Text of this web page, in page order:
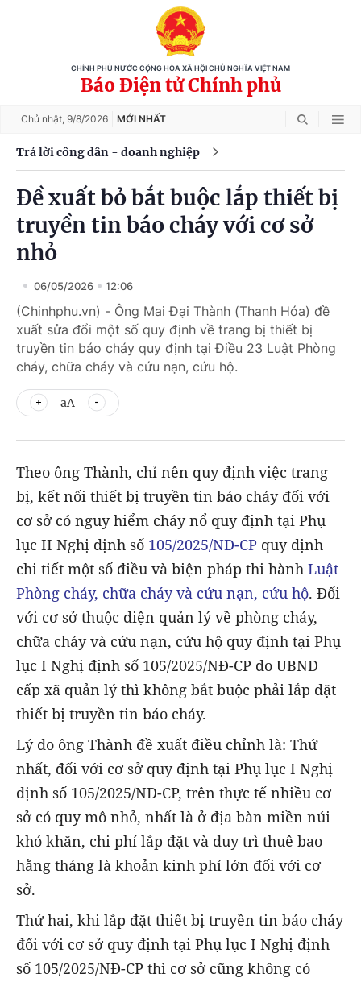
CHÍNH PHỦ NƯỚC CỘNG HÒA XÃ HỘI CHỦ NGHĨA VIỆT NAM
Báo Điện tử Chính phủ
Chủ nhật, 9/8/2026 MỚI NHẤT
Trả lời công dân - doanh nghiệp
Đề xuất bỏ bắt buộc lắp thiết bị
truyền tin báo cháy với cơ sở
nhỏ
06/05/2026 12:06
(Chinhphu.vn) - Ông Mai Đại Thành (Thanh Hóa) đề
xuất sửa đổi một số quy định về trang bị thiết bị
truyền tin báo cháy quy định tại Điều 23 Luật Phòng
cháy, chữa cháy và cứu nạn, cứu hộ.
aA
Theo ông Thành, chỉ nên quy định việc trang
bị, kết nối thiết bị truyền tin báo cháy đối với
cơ sở có nguy hiểm cháy nổ quy định tại Phụ
lục II Nghị định số 105/2025/NĐ-CP quy định
chi tiết một số điều và biện pháp thi hành Luật
Phòng cháy, chữa cháy và cứu nạn, cứu hộ. Đối
với cơ sở thuộc diện quản lý về phòng cháy,
chữa cháy và cứu nạn, cứu hộ quy định tại Phụ
lục I Nghị định số 105/2025/NĐ-CP do UBND
cấp xã quản lý thì không bắt buộc phải lắp đặt
thiết bị truyền tin báo cháy.
Lý do ông Thành đề xuất điều chỉnh là: Thứ
nhất, đối với cơ sở quy định tại Phụ lục I Nghị
định số 105/2025/NĐ-CP, trên thực tế nhiều cơ
sở có quy mô nhỏ, nhất là ở địa bàn miền núi
khó khăn, chi phí lắp đặt và duy trì thuê bao
hằng tháng là khoản kinh phí lớn đối với cơ
sở.
Thứ hai, khi lắp đặt thiết bị truyền tin báo cháy
đối với cơ sở quy định tại Phụ lục I Nghị định
số 105/2025/NĐ-CP thì cơ sở cũng không có